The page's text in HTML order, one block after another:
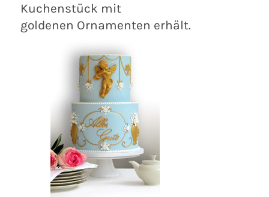
Kuchenstück mit
goldenen Ornamenten erhält.